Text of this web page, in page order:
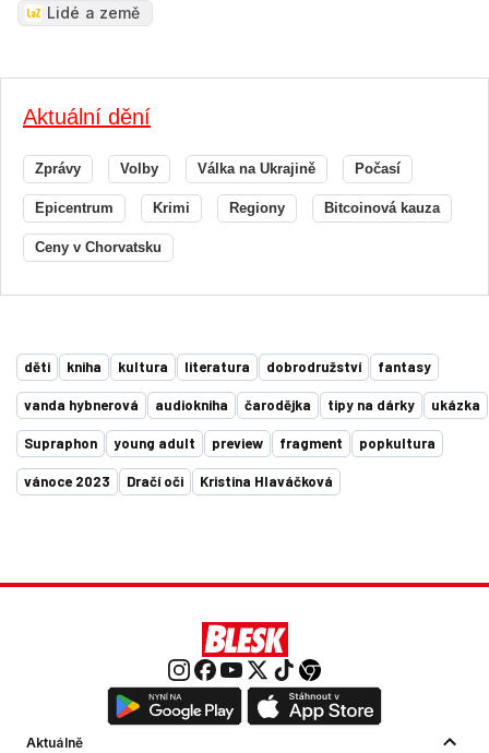
Lidé a země
Aktuální dění
Zprávy Volby Válka na Ukrajině Počasí
Epicentrum Krimi Regiony Bitcoinová kauza
Ceny v Chorvatsku
děti kniha kultura literatura dobrodružství fantasy
vanda hybnerová audiokniha čarodějka tipy na dárky ukázka
Supraphon young adult preview fragment popkultura
vánoce 2023 Dračí oči Kristina Hlaváčková
Aktuálně